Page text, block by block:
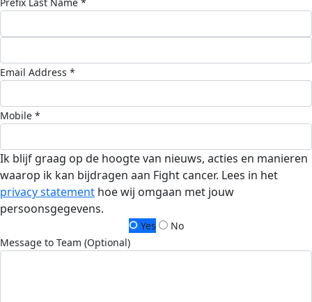
Email Address *
Mobile *
Ik blijf graag op de hoogte van nieuws, acties en manieren
waarop ik kan bijdragen aan Fight cancer. Lees in het
privacy statement hoe wij omgaan met jouw
persoonsgegevens.
Yes
No
Message to Team (Optional)